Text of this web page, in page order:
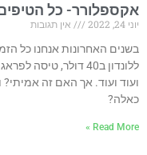
אקספלורר- כל
יוני 24, 2022
אין תגובות
בשנים האחרונות אנחנו כל
ועוד ועוד. אך האם זה
כאלה?
Read More »